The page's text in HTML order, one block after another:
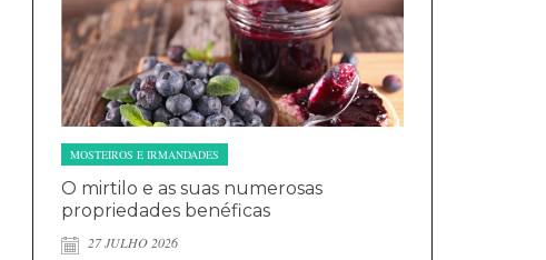
MOSTEIROS E IRMANDADES
O mirtilo e as suas numerosas
propriedades benéficas
27 JULHO 2026